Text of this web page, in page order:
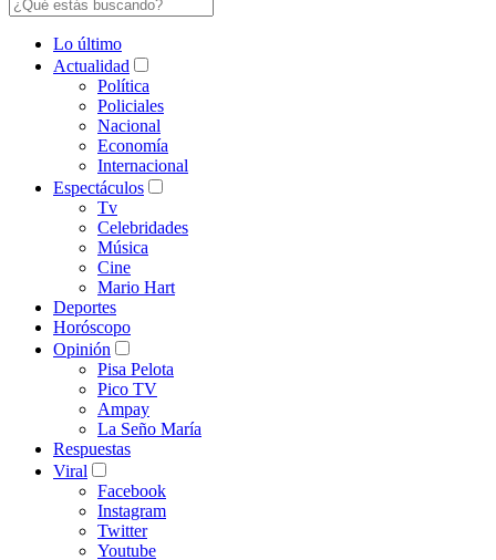
Lo último
Actualidad
Política
Policiales
Nacional
Economía
Internacional
Espectáculos
Tv
Celebridades
Música
Cine
Mario Hart
Deportes
Horóscopo
Opinión
Pisa Pelota
Pico TV
Ampay
La Seño María
Respuestas
Viral
Facebook
Instagram
Twitter
Youtube